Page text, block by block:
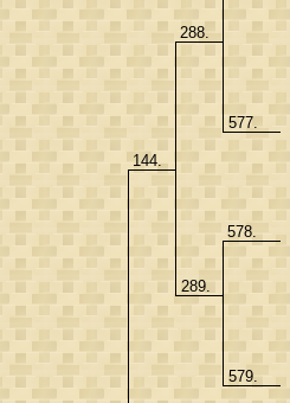
144.
288.
577.
289.
578.
579.